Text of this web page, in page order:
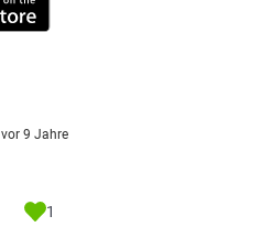
vor 9 Jahre
1